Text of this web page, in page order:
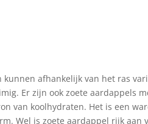
afhankelijk van het ras
Er zijn ook zoete aardappels
van koolhydraten. Het is een
Wel is zoete aardappel rijk aan